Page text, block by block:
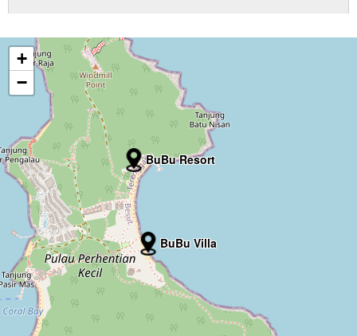
BuBu Resort
BuBu Villa
+
−